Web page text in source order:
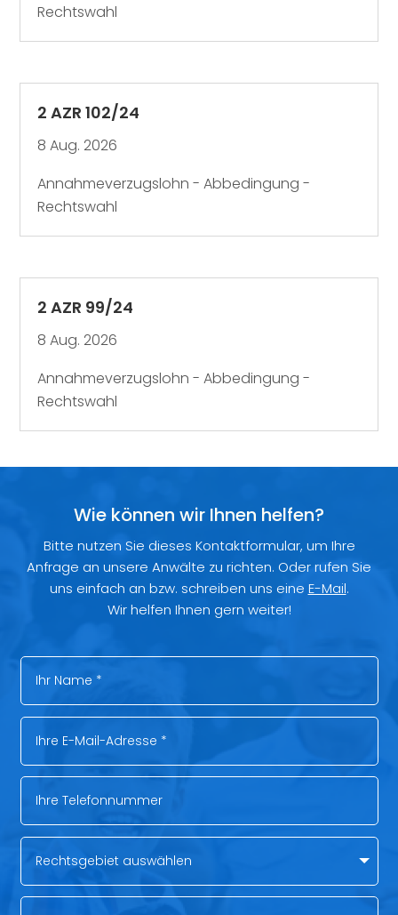
Rechtswahl
2 AZR 102/24
8 Aug. 2026
Annahmeverzugslohn - Abbedingung -
Rechtswahl
2 AZR 99/24
8 Aug. 2026
Annahmeverzugslohn - Abbedingung -
Rechtswahl
Wie können wir Ihnen helfen?
Bitte nutzen Sie dieses Kontaktformular, um Ihre
Anfrage an unsere Anwälte zu richten. Oder rufen Sie
uns einfach an bzw. schreiben uns eine E-Mail.
Wir helfen Ihnen gern weiter!